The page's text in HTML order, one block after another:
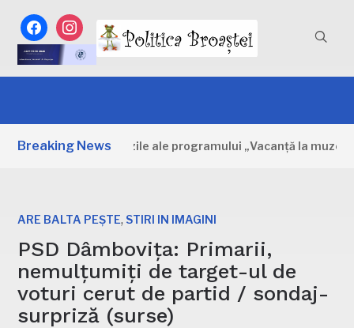
facebookinstagram
Breaking News
Primele zile ale programului „Vacanță la muzeu”
ARE BALTA PEȘTE, STIRI IN IMAGINI
PSD Dâmbovița: Primarii,
nemulțumiți de target-ul de
voturi cerut de partid / sondaj-
surpriză (surse)